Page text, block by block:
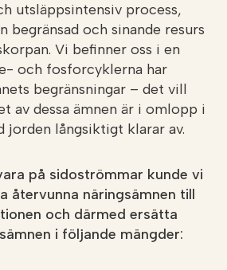
utsläppsintensiv process,
begränsad och sinande resurs
Vi befinner oss i en
och fosforcyklerna har
begränsningar – det vill
av dessa ämnen är i omlopp i
jorden långsiktigt klarar av.
på sidoströmmar kunde vi
återvunna näringsämnen till
och därmed ersätta
i följande mängder: